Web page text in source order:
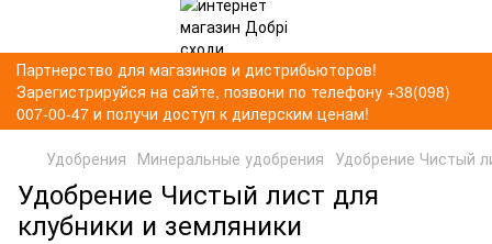
Партнерство для магазинов и дистрибьюторов!
Зарегистрируйся на сайте, позвони по телефону +38(098)
007-00-47 и получи доступ к дилерским ценам!
Удобрения Минеральные удобрения Удобрение Чистый
Удобрение Чистый лист для
клубники и земляники